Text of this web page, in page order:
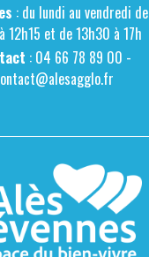
: du lundi au vendredi de
12h15 et de 13h30 à 17h
: 04 66 78 89 00 -